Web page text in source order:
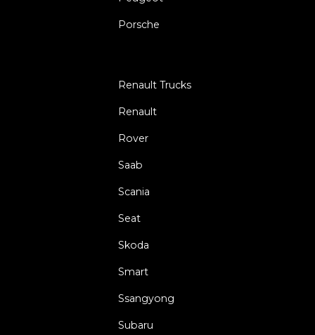
Porsche
Renault Trucks
Renault
Rover
Saab
Scania
Seat
Skoda
Smart
Ssangyong
Subaru